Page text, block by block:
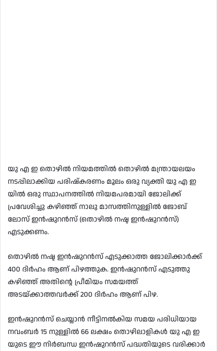
യു എ ഇ തൊഴിൽ നിയമത്തിൽ തൊഴിൽ മന്ത്രായലയം
നടപ്പിലാക്കിയ പരിഷ്കരണം മൂലം ഒരു വ്യക്തി യു എ ഇ
യിൽ ഒരു സ്ഥാപനത്തിൽ നിയമപരമായി ജോലിക്ക്
പ്രവേശിച്ചു കഴിഞ്ഞ് നാലു മാസത്തിനുള്ളിൽ ജോബ്
ലോസ് ഇൻഷുറൻസ് (തൊഴിൽ നഷ്ട ഇൻഷുറൻസ്)
എടുക്കണം.
തൊഴിൽ നഷ്ട ഇൻഷുറൻസ് എടുക്കാത്ത ജോലിക്കാർക്ക്
400 ദിർഹം ആണ് പിഴത്തുക. ഇൻഷുറൻസ് എടുത്തു
കഴിഞ്ഞ് അതിന്റെ പ്രീമിയം സമയത്ത്
അടയ്ക്കാത്തവർക്ക് 200 ദിർഹം ആണ് പിഴ.
ഇൻഷുറൻസ് ചെയ്യാൻ നീട്ടിനൽകിയ സമയ പരിധിയായ
നവംബർ 15 നുള്ളിൽ 66 ലക്ഷം തൊഴിലാളികൾ യു എ ഇ
യുടെ ഈ നിർബന്ധ ഇൻഷുറൻസ് പദ്ധതിയുടെ വരിക്കാർ